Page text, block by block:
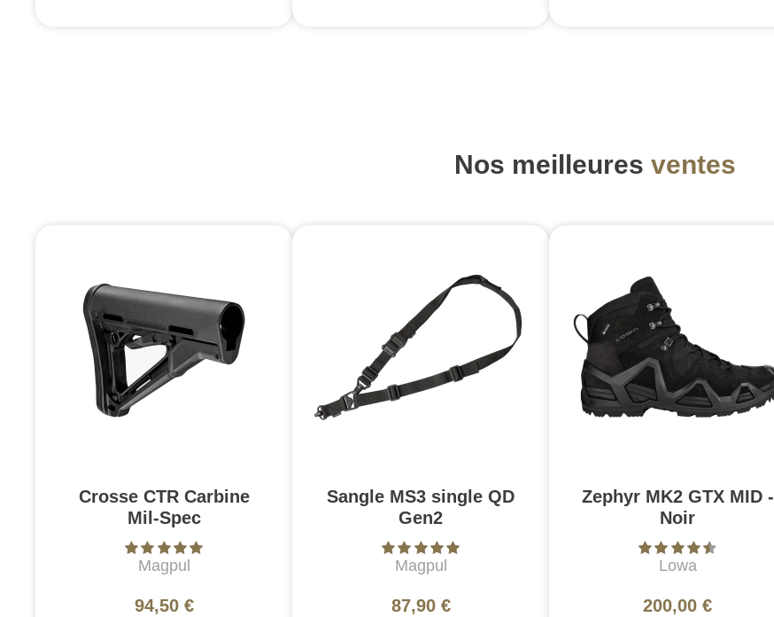
Nos meilleures ventes
Crosse CTR Carbine
Mil-Spec
Magpul
94,50 €
Sangle MS3 single QD
Gen2
Magpul
87,90 €
Zephyr MK2 GTX MID -
Noir
Lowa
200,00 €